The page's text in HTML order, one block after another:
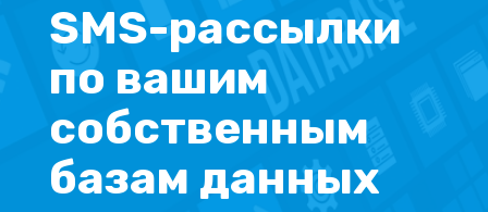
SMS-рассылки
по вашим
собственным
базам данных